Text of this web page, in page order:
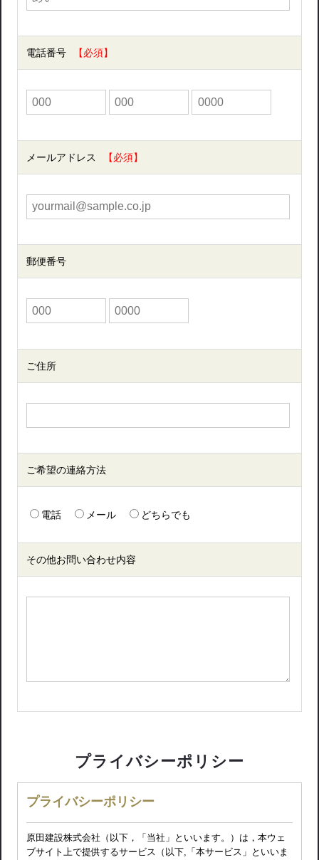
電話番号
メールアドレス
郵便番号
ご住所
ご希望の連絡方法
電話 メール どちらでも
その他お問い合わせ内容
プライバシーポリシー
プライバシーポリシー
原田建設株式会社（以下，「当社」といいます。）は，本ウェ
ブサイト上で提供するサービス（以下,「本サービス」といいま